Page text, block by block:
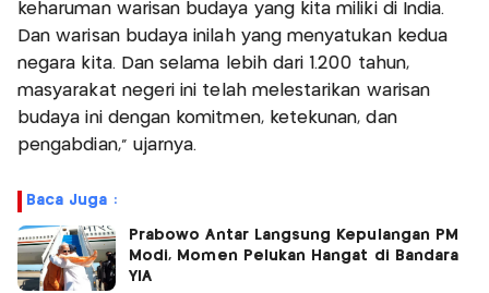
keharuman warisan budaya yang kita miliki di India.
Dan warisan budaya inilah yang menyatukan kedua
negara kita. Dan selama lebih dari 1.200 tahun,
masyarakat negeri ini telah melestarikan warisan
budaya ini dengan komitmen, ketekunan, dan
pengabdian," ujarnya.
Baca Juga :
Prabowo Antar Langsung Kepulangan PM
Modi, Momen Pelukan Hangat di Bandara
YIA